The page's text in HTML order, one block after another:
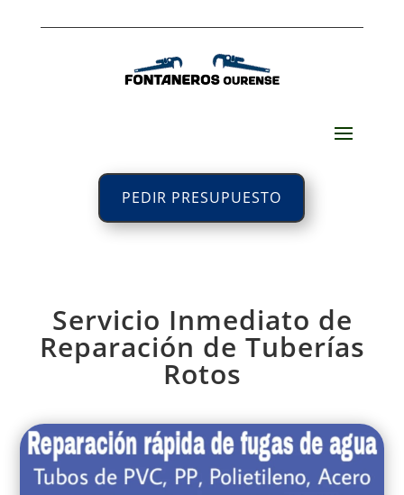
PEDIR PRESUPUESTO
Servicio Inmediato de
Reparación de Tuberías
Rotos